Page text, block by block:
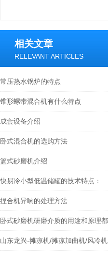
相关文章
RELEVANT ARTICLES
常压热水锅炉的特点
锥形螺带混合机有什么特点
成套设备介绍
卧式混合机的选购方法
篮式砂磨机介绍
快易冷小型低温储罐的技术特点：
捏合机异响的处理方法
山东龙兴-摊凉机/摊凉加曲机/风冷机